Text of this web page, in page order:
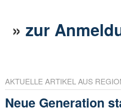
»zur
AKTUELLE ARTIKEL AUS
Neue Generation